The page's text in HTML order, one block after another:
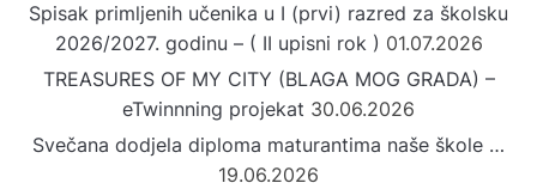
Spisak primljenih učenika u I (prvi) razred za školsku
2026/2027. godinu – ( II upisni rok ) 01.07.2026
TREASURES OF MY CITY (BLAGA MOG GRADA) –
eTwinnning projekat 30.06.2026
Svečana dodjela diploma maturantima naše škole …
19.06.2026